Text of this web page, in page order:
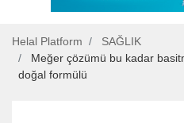
Helal Platform
SAĞLIK
Meğer çözümü bu kadar
doğal formülü